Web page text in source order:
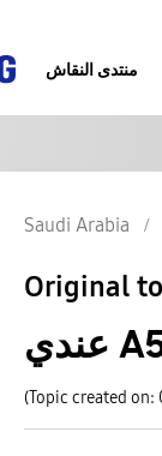
منتدى النقاش
Saudi Arabia
Original
(Topic created on: